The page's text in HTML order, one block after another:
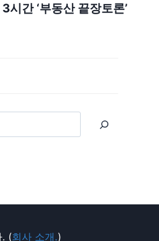
시간 ‘부동산 끝장토론’
. (회사 소개.)